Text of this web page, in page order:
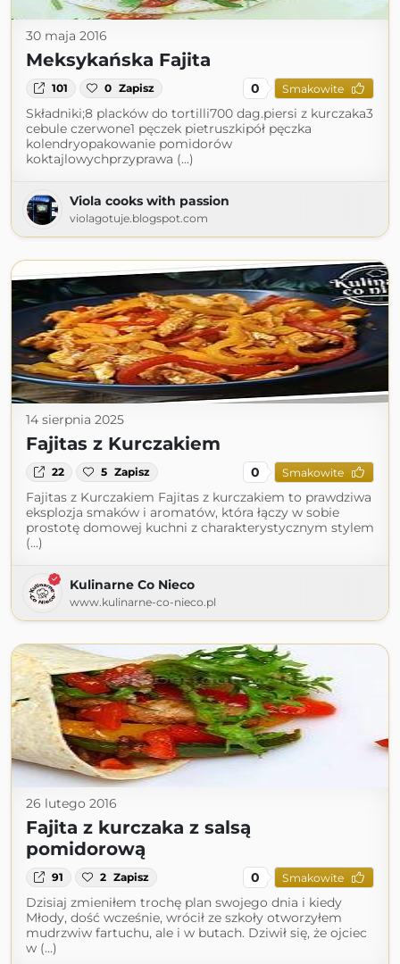
30 maja 2016
Meksykańska Fajita
101 0 Zapisz 0 Smakowite
Składniki;8 placków do tortilli700 dag.piersi z kurczaka3
cebule czerwone1 pęczek pietruszkipół pęczka
kolendryopakowanie pomidorów
koktajlowychprzyprawa (...)
Viola cooks with passion
violagotuje.blogspot.com
14 sierpnia 2025
Fajitas z Kurczakiem
22 5 Zapisz 0 Smakowite
Fajitas z Kurczakiem Fajitas z kurczakiem to prawdziwa
eksplozja smaków i aromatów, która łączy w sobie
prostotę domowej kuchni z charakterystycznym stylem
(...)
Kulinarne Co Nieco
www.kulinarne-co-nieco.pl
26 lutego 2016
Fajita z kurczaka z salsą
pomidorową
91 2 Zapisz 0 Smakowite
Dzisiaj zmieniłem trochę plan swojego dnia i kiedy
Młody, dość wcześnie, wrócił ze szkoły otworzyłem
mudrzwiw fartuchu, ale i w butach. Dziwił się, że ojciec
w (...)